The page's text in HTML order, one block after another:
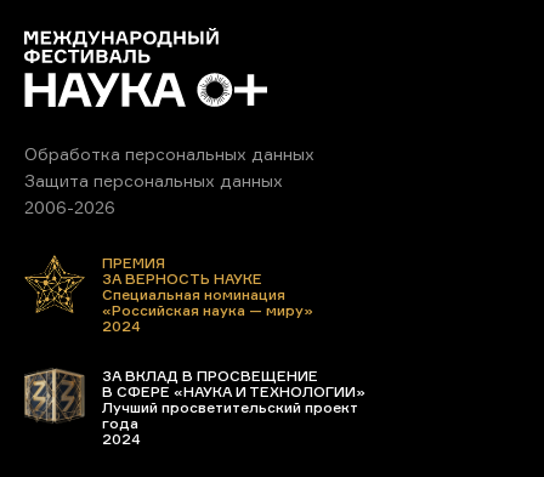
Обработка персональных данных
Защита персональных данных
2006-2026
ПРЕМИЯ
ЗА ВЕРНОСТЬ НАУКЕ
Специальная номинация
«Российская наука — миру»
2024
ЗА ВКЛАД В ПРОСВЕЩЕНИЕ
В СФЕРЕ «НАУКА И ТЕХНОЛОГИИ»
Лучший просветительский проект
года
2024